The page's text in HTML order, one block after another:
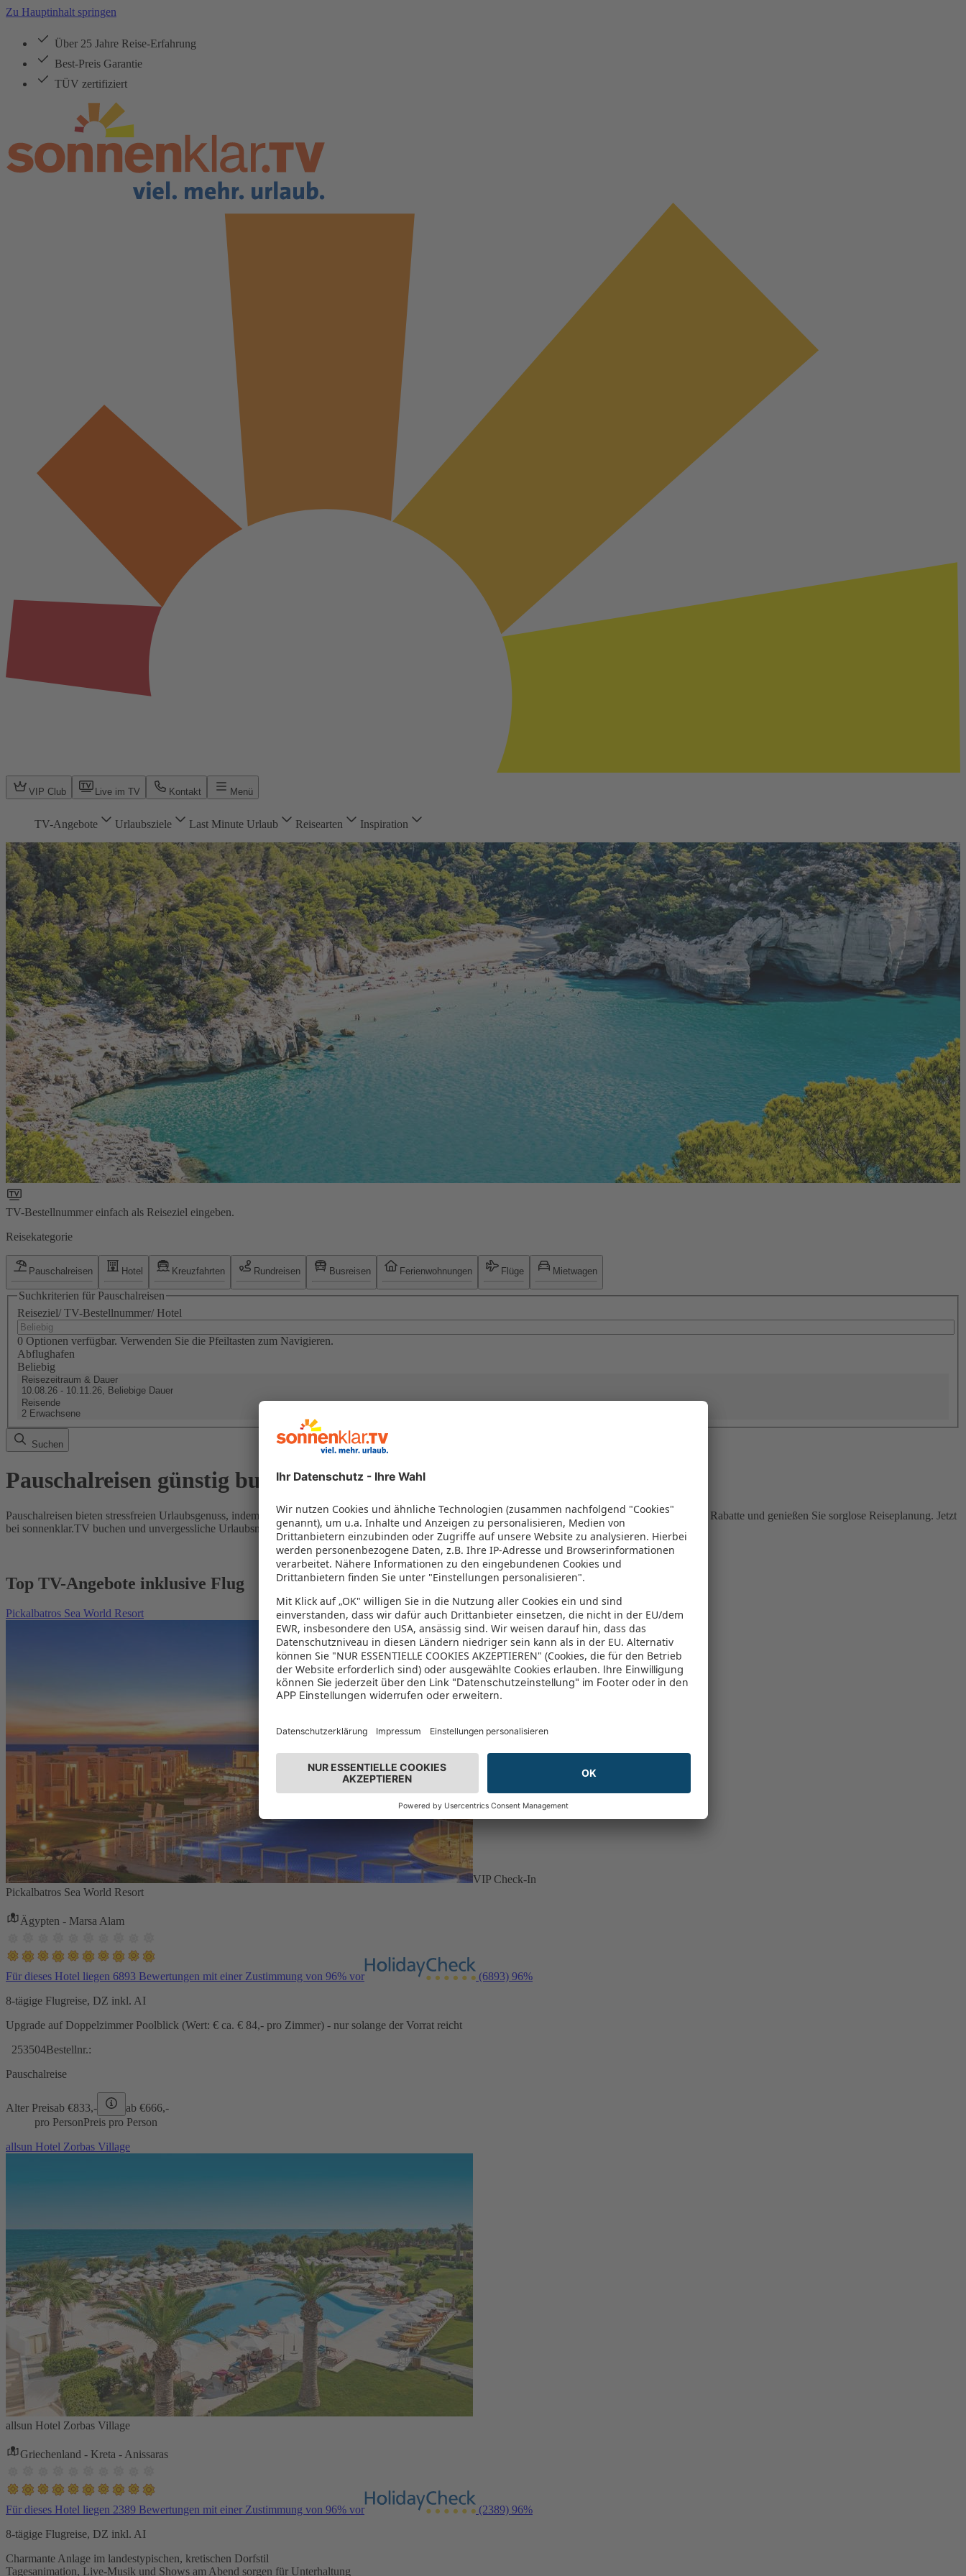
Zu Hauptinhalt springen
Über 25 Jahre Reise-Erfahrung
Best-Preis Garantie
TÜV zertifiziert
VIP Club Live im TV Kontakt Menü
TV-Angebote Urlaubsziele Last Minute Urlaub Reisearten Inspiration
TV-Bestellnummer einfach als Reiseziel eingeben.
Reisekategorie
Pauschalreisen Hotel Kreuzfahrten Rundreisen Busreisen Ferienwohnungen Flüge Mietwagen
Suchkriterien für Pauschalreisen
Reiseziel/ TV-Bestellnummer/ Hotel
0 Optionen verfügbar. Verwenden Sie die Pfeiltasten zum Navigieren.
Abflughafen
Beliebig
Reisezeitraum & Dauer
10.08.26 - 10.11.26, Beliebige Dauer
Reisende
2 Erwachsene
Suchen
Pauschalreisen günstig buchen
Pauschalreisen bieten stressfreien Urlaubsgenuss, indem Flug und Hotel in einem Paket kombiniert werden – das spart Zeit und Geld. Nutzen Sie attraktive Rabatte und genießen Sie sorglose Reiseplanung. Jetzt
bei sonnenklar.TV buchen und unvergessliche Urlaubsmomente erleben!
Top TV-Angebote inklusive Flug
Pickalbatros Sea World Resort
VIP Check-In
Pickalbatros Sea World Resort
Ägypten - Marsa Alam
Für dieses Hotel liegen 6893 Bewertungen mit einer Zustimmung von 96% vor (6893) 96%
8-tägige Flugreise, DZ inkl. AI
Upgrade auf Doppelzimmer Poolblick (Wert: € ca. € 84,- pro Zimmer) - nur solange der Vorrat reicht
253504Bestellnr.:
Pauschalreise
Alter Preisab €833,- ab €666,-
pro PersonPreis pro Person
allsun Hotel Zorbas Village
allsun Hotel Zorbas Village
Griechenland - Kreta - Anissaras
Für dieses Hotel liegen 2389 Bewertungen mit einer Zustimmung von 96% vor (2389) 96%
8-tägige Flugreise, DZ inkl. AI
Charmante Anlage im landestypischen, kretischen Dorfstil
Tagesanimation, Live-Musik und Shows am Abend sorgen für Unterhaltung